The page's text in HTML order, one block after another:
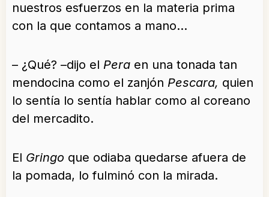
nuestros esfuerzos en la materia prima
con la que contamos a mano…
– ¿Qué? –dijo el Pera en una tonada tan
mendocina como el zanjón Pescara, quien
lo sentía lo sentía hablar como al coreano
del mercadito.
El Gringo que odiaba quedarse afuera de
la pomada, lo fulminó con la mirada.